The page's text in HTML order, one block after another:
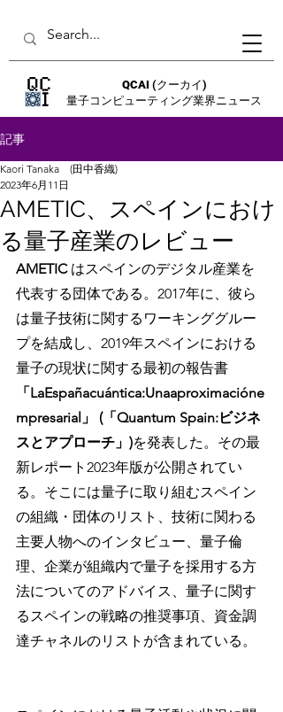
QCAI (クーカイ)
量子コンピューティング業界ニュース
記事
AMETIC、スペインにおけ
る量子産業のレビュー
Kaori Tanaka (田中香織)
2023年6月11日
AMETIC はスペインのデジタル産業を
代表する団体である。2017年に、彼ら
は量子技術に関するワーキンググルー
プを結成し、2019年スペインにおける
量子の現状に関する最初の報告書
「LaEspañacuántica:Unaaproximacióne
mpresarial」 (「Quantum Spain:ビジネ
スとアプローチ」)を発表した。その最
新レポート2023年版が公開されてい
る。そこには量子に取り組むスペイン
の組織・団体のリスト、技術に関わる
主要人物へのインタビュー、量子倫
理、企業が組織内で量子を採用する方
法についてのアドバイス、量子に関す
るスペインの戦略の推奨事項、資金調
達チャネルのリストが含まれている。